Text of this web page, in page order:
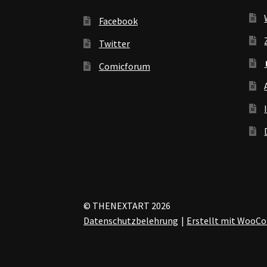
Facebook
Twitter
Comicforum
© THENEXTART 2026
Datenschutzbelehrung
Erstellt mit